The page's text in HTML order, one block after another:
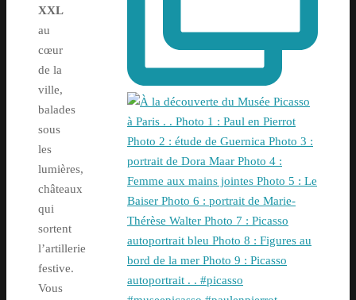
XXL
au
cœur
de la
ville,
balades
sous
les
lumières,
châteaux
qui
sortent
l’artillerie
festive.
Vous